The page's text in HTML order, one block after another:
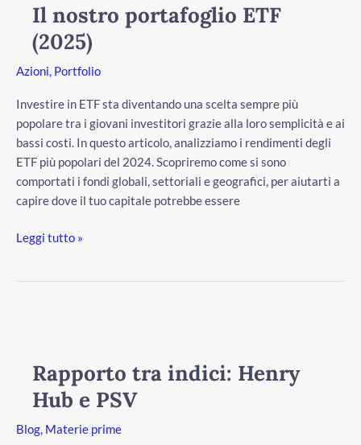
Il nostro portafoglio ETF
(2025)
Azioni Portfolio
Investire in ETF sta diventando una scelta sempre più
popolare tra i giovani investitori grazie alla loro semplicità e ai
bassi costi. In questo articolo, analizziamo i rendimenti degli
ETF più popolari del 2024. Scopriremo come si sono
comportati i fondi globali, settoriali e geografici, per aiutarti a
capire dove il tuo capitale potrebbe essere
Leggi tutto »
Rapporto tra indici: Henry
Hub e PSV
Blog Materie prime
Henry
Hub
PSV